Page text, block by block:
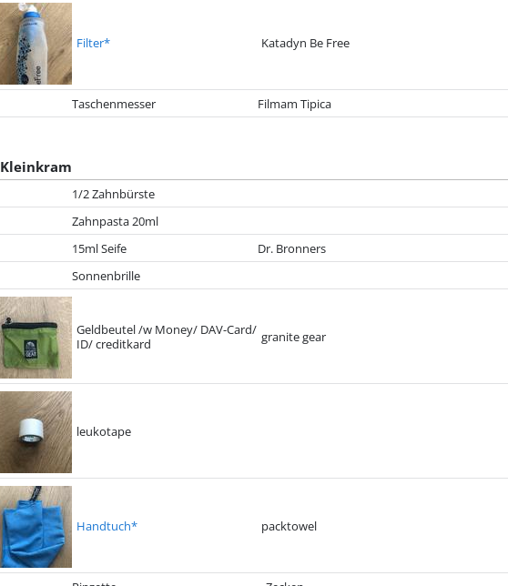
Filter* Katadyn Be Free
Taschenmesser Filmam Tipica
Kleinkram
1/2 Zahnbürste
Zahnpasta 20ml
15ml Seife
Dr. Bronners
Sonnenbrille
Geldbeutel /w Money/ DAV-Card/
ID/ creditkard
granite gear
leukotape
Handtuch* packtowel